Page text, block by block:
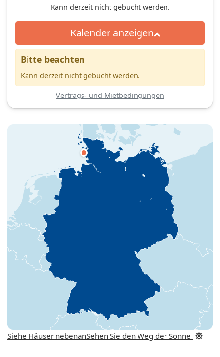
Kann derzeit nicht gebucht werden.
Kalender anzeigen
Bitte beachten
Kann derzeit nicht gebucht werden.
Vertrags- und Mietbedingungen
Siehe Häuser nebenanSehen Sie den Weg der Sonne